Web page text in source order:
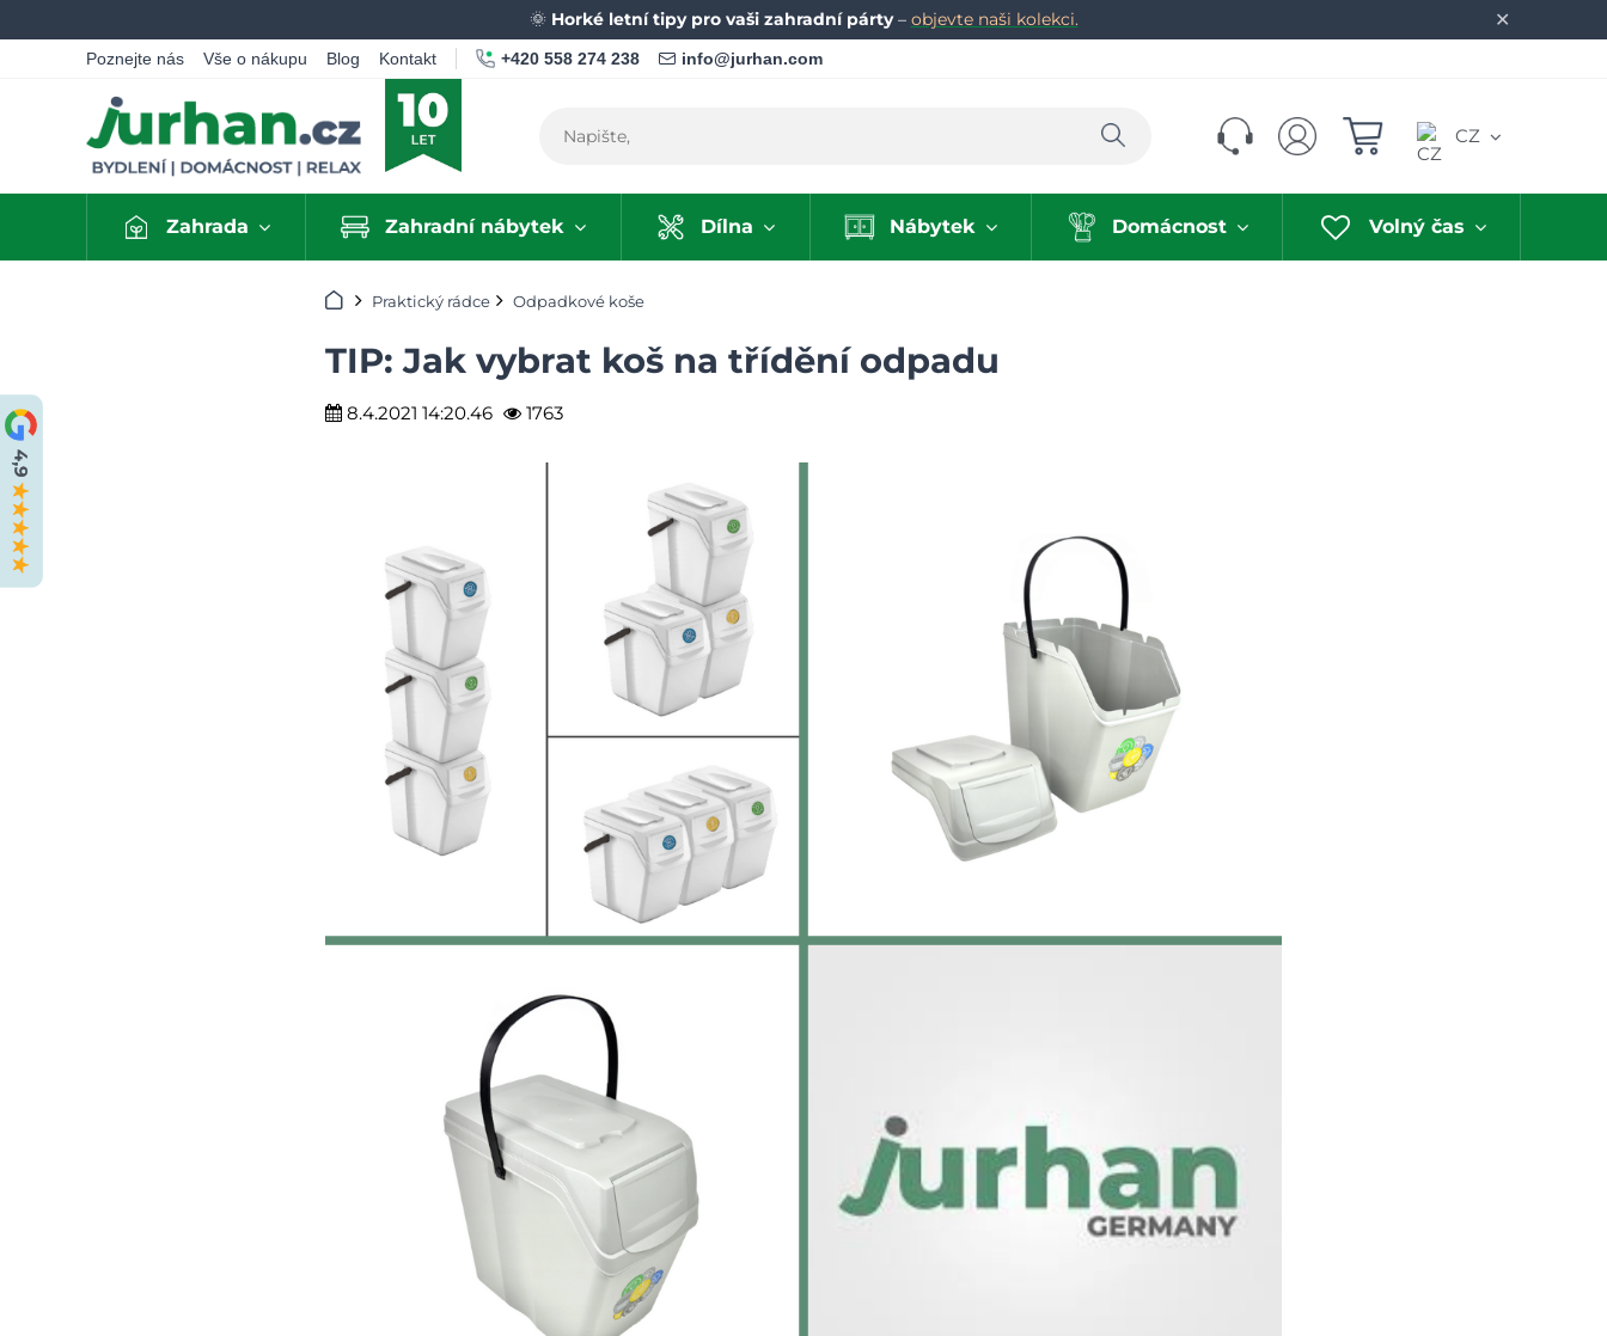
✕
🌞 Horké letní tipy pro vaši zahradní párty– objevte naši kolekci.
Poznejte nás Vše o nákupu Blog Kontakt +420 558 274 238 info@jurhan.com
Hledat CZ
Zahrada Zahradní nábytek Dílna Nábytek Domácnost Volný čas
Úvod Praktický rádce Odpadkové koše
TIP: Jak vybrat koš na třídění odpadu
8.4.2021 14:20.46 1763